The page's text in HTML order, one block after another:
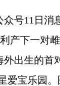
11日消
产下一对
出生的首
爱宝乐园。